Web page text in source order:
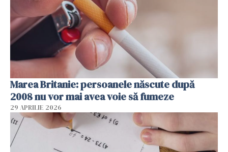
Marea Britanie: persoanele născute după
2008 nu vor mai avea voie să fumeze
29 APRILIE 2026